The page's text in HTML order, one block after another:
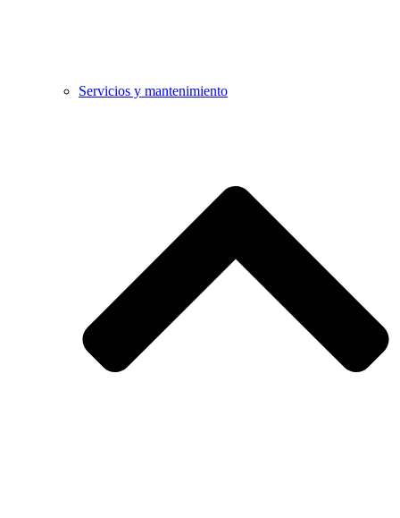
Servicios y mantenimiento